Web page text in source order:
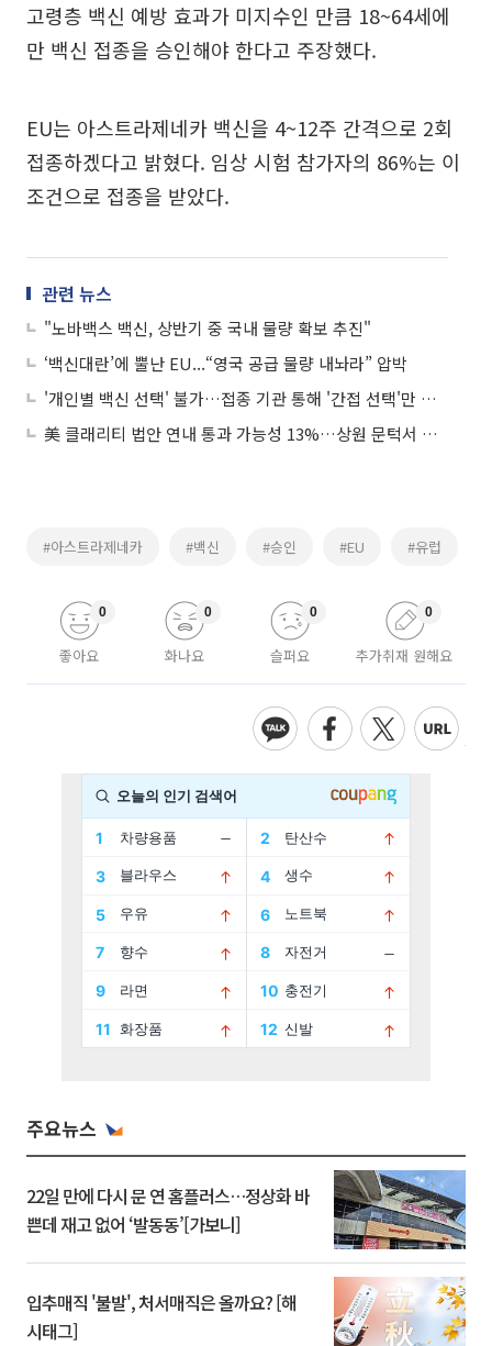
고령층 백신 예방 효과가 미지수인 만큼 18~64세에
만 백신 접종을 승인해야 한다고 주장했다.
EU는 아스트라제네카 백신을 4~12주 간격으로 2회
접종하겠다고 밝혔다. 임상 시험 참가자의 86%는 이
조건으로 접종을 받았다.
관련 뉴스
"노바백스 백신, 상반기 중 국내 물량 확보 추진"
‘백신대란’에 뿔난 EU...“영국 공급 물량 내놔라” 압박
'개인별 백신 선택' 불가…접종 기관 통해 '간접 선택'만 가능
美 클래리티 법안 연내 통과 가능성 13%…상원 문턱서 제동
#아스트라제네카 #백신 #승인 #EU #유럽
좋아요
0
화나요
0
슬퍼요
0
추가취재 원해요
0
주요뉴스
22일 만에 다시 문 연 홈플러스…정상화 바
쁜데 재고 없어 ‘발동동’[가보니]
입추매직 '불발', 처서매직은 올까요? [해
시태그]